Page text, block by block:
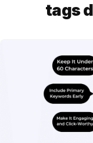
tags